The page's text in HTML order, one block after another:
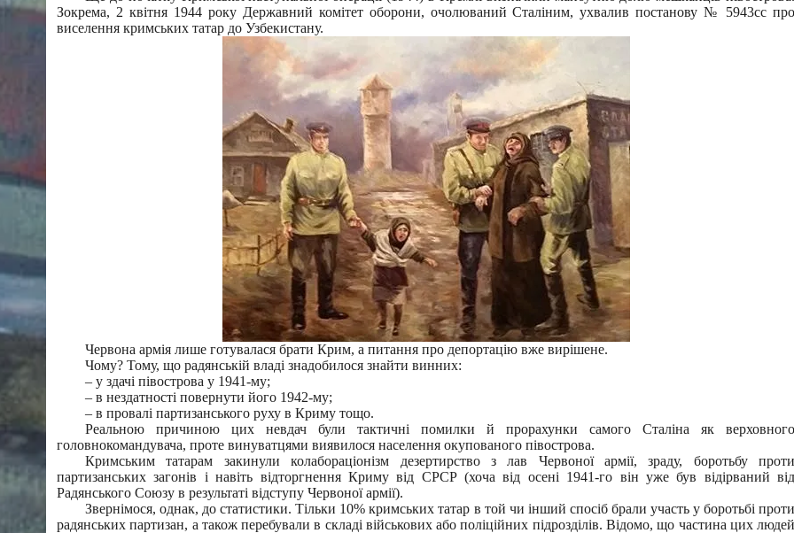
Зокрема, 2 квітня 1944 року Державний комітет оборони, очолюваний Сталіним, ухвалив постанову № 5943сс про
виселення кримських татар до Узбекистану.
Червона армія лише готувалася брати Крим, а питання про депортацію вже вирішене.
Чому? Тому, що радянській владі знадобилося знайти винних:
– у здачі півострова у 1941-му;
– в нездатності повернути його 1942-му;
– в провалі партизанського руху в Криму тощо.
Реальною причиною цих невдач були тактичні помилки й прорахунки самого Сталіна як верховного
головнокомандувача, проте винуватцями виявилося населення окупованого півострова.
Кримським татарам закинули колабораціонізм дезертирство з лав Червоної армії, зраду, боротьбу проти
партизанських загонів і навіть відторгнення Криму від СРСР (хоча від осені 1941-го він уже був відірваний від
Радянського Союзу в результаті відступу Червоної армії).
Звернімося, однак, до статистики. Тільки 10% кримських татар в той чи інший спосіб брали участь у боротьбі проти
радянських партизан, а також перебували в складі військових або поліційних підрозділів. Відомо, що частина цих людей